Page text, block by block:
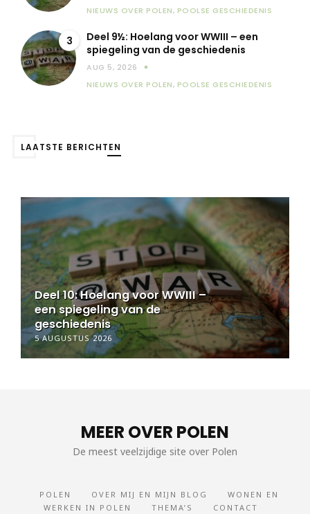
NIEUWS OVER POLEN, POOLSE GESCHIEDENIS
3
Deel 9½: Hoelang voor WWIII – een
spiegeling van de geschiedenis
AUG 5, 2026
NIEUWS OVER POLEN, POOLSE GESCHIEDENIS
LAATSTE BERICHTEN
–
Deel 9½: Hoelang voor
een spiegeling van de
geschiedenis
5 AUGUSTUS 2026
MEER OVER POLEN
De meest veelzijdige site over Polen
POLEN OVER MIJ EN MIJN BLOG
WONEN EN
WERKEN IN POLEN
THEMA’S CONTACT